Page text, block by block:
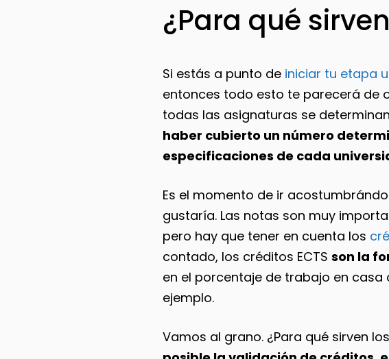
¿Para qué
Si estás a punto de iniciar tu etapa
entonces todo esto te parecerá de
todas las asignaturas se
haber cubierto un número
especificaciones de cada
Es el momento de ir
gustaría. Las notas son muy
pero hay que tener en cuenta los
contado, los créditos ECTS son la
en el porcentaje de trabajo en
ejemplo.
Vamos al grano. ¿Para qué sirven